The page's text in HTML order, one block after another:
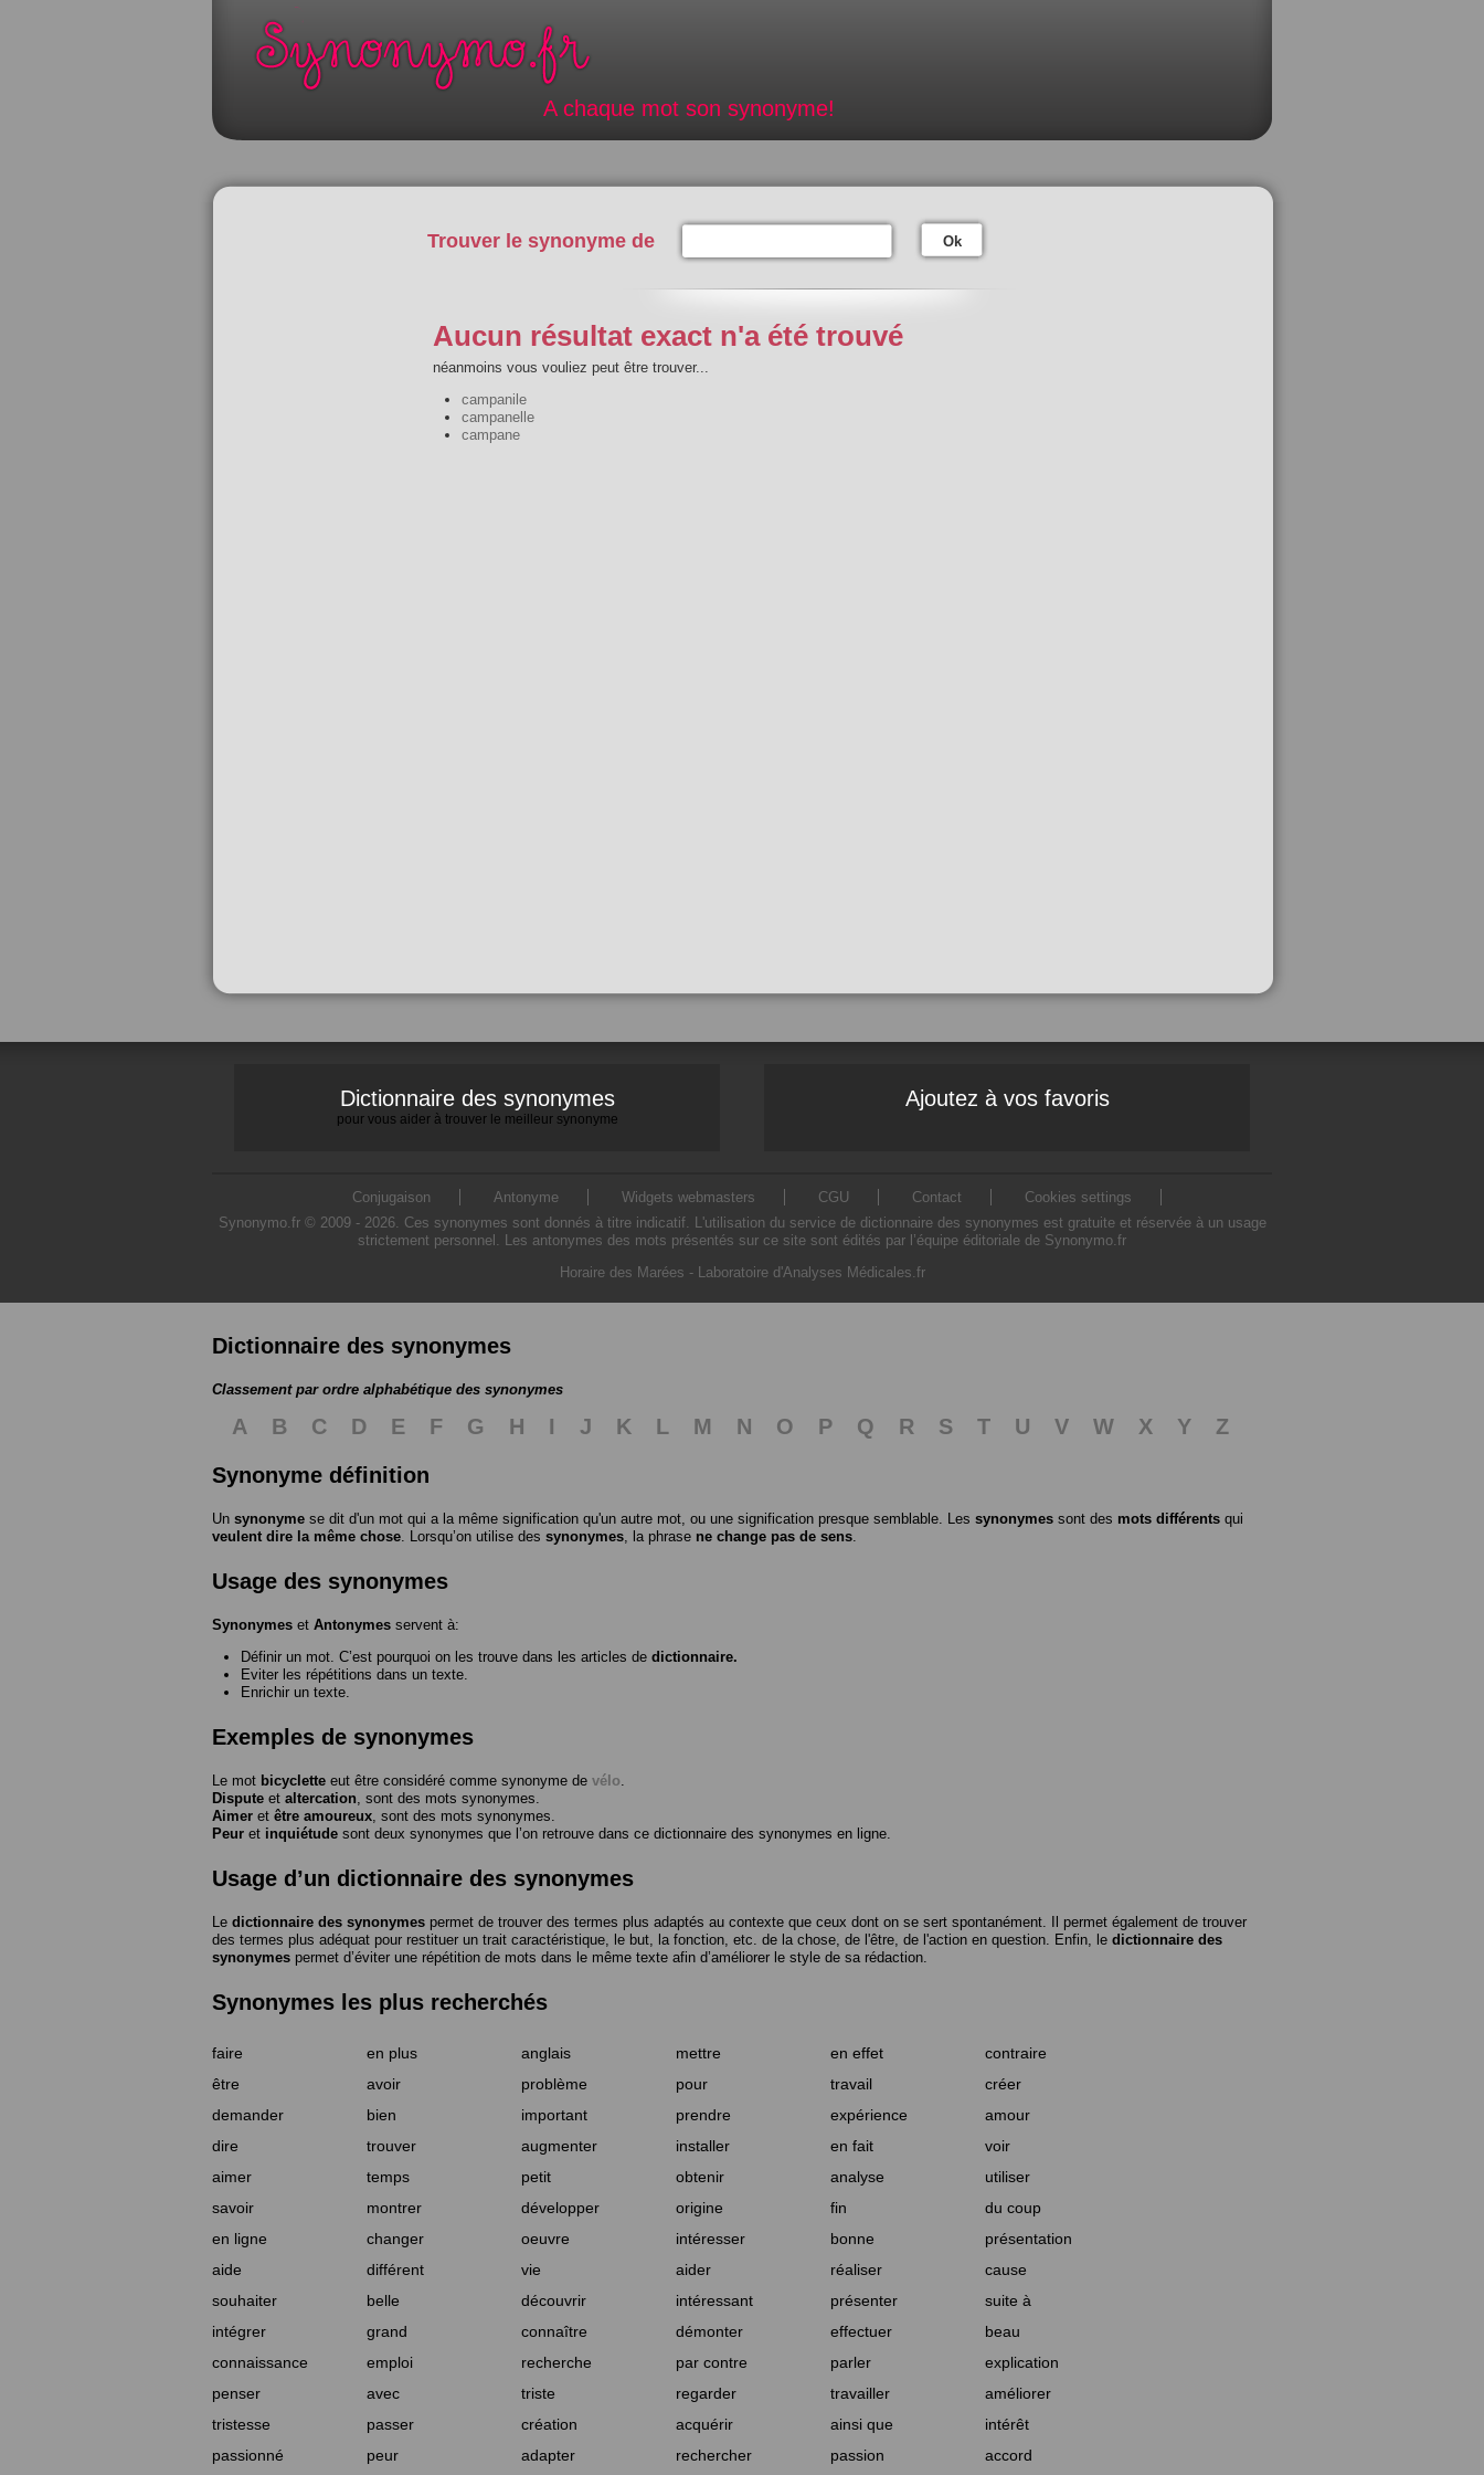
A chaque mot son synonyme!
Trouver le synonyme de Ok
Aucun résultat exact n'a été trouvé
néanmoins vous vouliez peut être trouver...
campanile
campanelle
campane
Dictionnaire des synonymes
pour vous aider à trouver le meilleur synonyme
Ajoutez à vos favoris
Conjugaison Antonyme Widgets webmasters CGU Contact
Cookies settings
Synonymo.fr © 2009 - 2026. Ces synonymes sont donnés à titre indicatif. L'utilisation du service de dictionnaire des synonymes est gratuite et réservée à un usage
strictement personnel. Les antonymes des mots présentés sur ce site sont édités par l’équipe éditoriale de Synonymo.fr
Horaire des Marées - Laboratoire d'Analyses Médicales.fr
Dictionnaire des synonymes
Classement par ordre alphabétique des synonymes
A B C D E F G H I J K L M N O P Q R S T U V W X Y
Z
Synonyme définition
Un synonyme se dit d'un mot qui a la même signification qu'un autre mot, ou une signification presque semblable. Les synonymes sont des mots différents qui
veulent dire la même chose . Lorsqu’on utilise des synonymes , la phrase ne change pas de sens
Usage des synonymes
Synonymes et Antonymes servent à:
Définir un mot. C’est pourquoi on les trouve dans les articles de dictionnaire.
Eviter les répétitions dans un texte.
Enrichir un texte.
Exemples de synonymes
Le mot bicyclette eut être considéré comme synonyme de vélo
Dispute et altercation , sont des mots synonymes.
Aimer et être amoureux , sont des mots synonymes.
Peur et inquiétude sont deux synonymes que l’on retrouve dans ce dictionnaire des synonymes en ligne.
Usage d’un dictionnaire des synonymes
Le dictionnaire des synonymes permet de trouver des termes plus adaptés au contexte que ceux dont on se sert spontanément. Il permet également de trouver
des termes plus adéquat pour restituer un trait caractéristique, le but, la fonction, etc. de la chose, de l'être, de l'action en question. Enfin, le dictionnaire des
synonymes permet d’éviter une répétition de mots dans le même texte afin d’améliorer le style de sa rédaction.
Synonymes les plus recherchés
faire en plus anglais mettre en effet
contraire
être
avoir problème pour travail
créer
demander
bien important prendre expérience
amour
dire
trouver augmenter installer en fait
voir
aimer
temps petit obtenir analyse
utiliser
savoir
montrer développer origine fin
du coup
en ligne
changer oeuvre intéresser bonne
présentation
aide
différent vie aider réaliser
cause
souhaiter
belle découvrir intéressant présenter
suite à
intégrer
grand connaître démonter effectuer
beau
connaissance
emploi recherche par contre parler
explication
penser
avec triste regarder travailler
améliorer
tristesse
passer création acquérir ainsi que
intérêt
passionné
peur adapter rechercher passion accord